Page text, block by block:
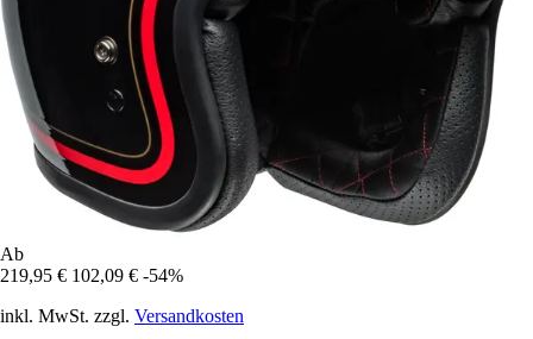
Ab
219,95 € 102,09 € -54%
inkl. MwSt. zzgl. Versandkosten